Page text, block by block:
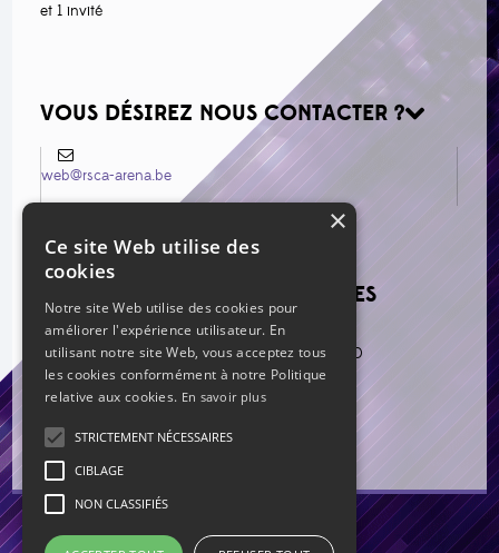
et 1 invité
VOUS DÉSIREZ NOUS CONTACTER ?
web@rsca-arena.be
VOIR LES NOUVEAUX MESSAGES
Re: Mercato estival 2026par Corto
Re: Vos prédictions 2026-2027 ?par n°10
Re: Mercato estival 2026par Nanard
Re: Mercato estival 2026
par Carolin
Re: Mercato estival 2026par mag
Re: Mercato estival 2026
×
Ce site Web utilise des
cookies
Notre site Web utilise des cookies pour
améliorer l'expérience utilisateur. En
utilisant notre site Web, vous acceptez tous
les cookies conformément à notre Politique
relative aux cookies. En savoir plus
STRICTEMENT NÉCESSAIRES
CIBLAGE
NON CLASSIFIÉS